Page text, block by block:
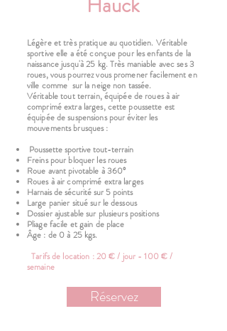
Légère et très pratique au quotidien. Véritable
sportive elle a été conçue pour les enfants de la
naissance jusqu'à 25 kg. Très maniable avec ses 3
roues, vous pourrez vous promener facilement en
ville comme sur la neige non tassée.
Véritable tout terrain, équipée de roues à air
comprimé extra larges, cette poussette est
équipée de suspensions pour éviter les
mouvements brusques :
Poussette sportive tout-terrain
Freins pour bloquer les roues
Roue avant pivotable à 360°
Roues à air comprimé extra larges
Harnais de sécurité sur 5 points
Large panier situé sur le dessous
Dossier ajustable sur plusieurs positions
Pliage facile et gain de place
​Âge : de 0 à 25 kgs.
Tarifs de location : 20 € / jour - 100 € /
semaine
Réservez